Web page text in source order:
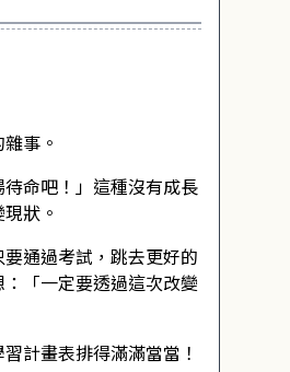
事。
命吧！」這種沒有成長
狀。
通過考試，跳去更好的
「一定要透過這次改變
計畫表排得滿滿當當！